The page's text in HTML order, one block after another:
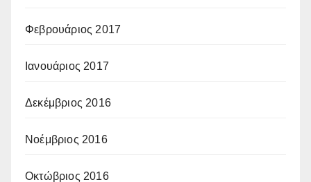
Φεβρουάριος 2017
Ιανουάριος 2017
Δεκέμβριος 2016
Νοέμβριος 2016
Οκτώβριος 2016